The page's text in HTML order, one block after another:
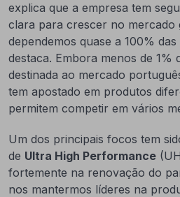
explica que a empresa tem
clara para crescer no mercado
dependemos quase a 100%
destaca. Embora menos de 1%
destinada ao mercado
tem apostado em produtos
permitem competir em vários
Um dos principais focos tem
de Ultra High Performance
fortemente na renovação do
nos mantermos líderes na